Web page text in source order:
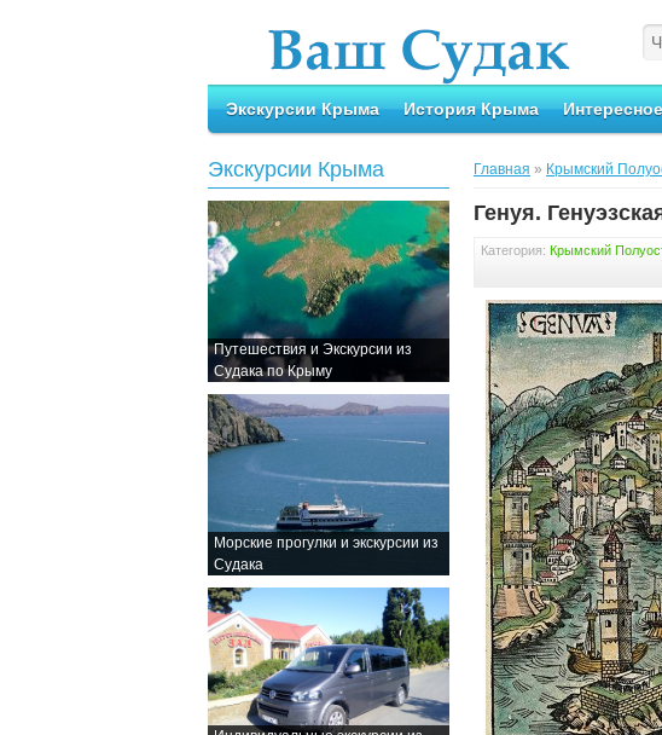
Экскурсии Крыма История Крыма
Экскурсии Крыма
Путешествия и Экскурсии из
Судака по Крыму
Морские прогулки и экскурсии из
Судака
Главная » Крымский
Генуя.
Категория: Крымский